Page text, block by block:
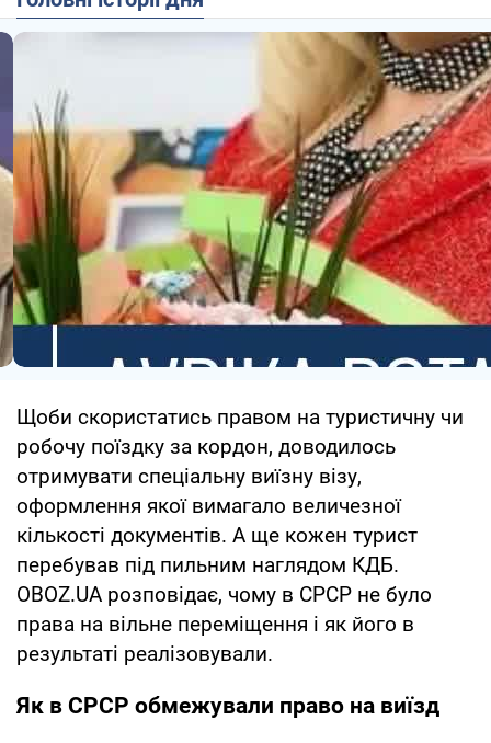
Щоби скористатись правом на туристичну чи
робочу поїздку за кордон, доводилось
отримувати спеціальну виїзну візу,
оформлення якої вимагало величезної
кількості документів. А ще кожен турист
перебував під пильним наглядом КДБ.
OBOZ.UA розповідає, чому в СРСР не було
права на вільне переміщення і як його в
результаті реалізовували.
Як в СРСР обмежували право на виїзд